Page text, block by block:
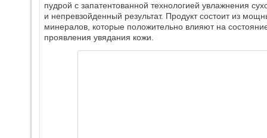
пудрой с запатентованной технологией увлажнения
и непревзойденный результат. Продукт состоит из
минералов, которые положительно влияют на
проявления увядания кожи.